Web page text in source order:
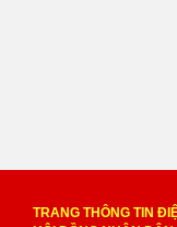
TRANG THÔNG TIN